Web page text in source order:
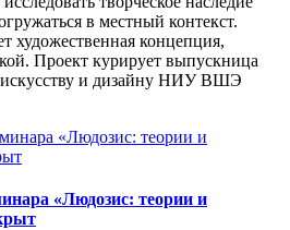
в местный контекст.
художественная концепция,
Проект курирует выпускница
и дизайну НИУ ВШЭ
«Людозис: теории и